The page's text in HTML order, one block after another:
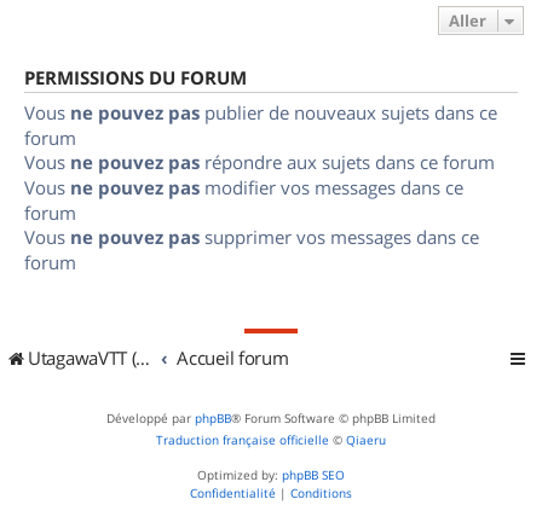
Aller
PERMISSIONS DU FORUM
Vous ne pouvez pas publier de nouveaux sujets dans ce
forum
Vous ne pouvez pas répondre aux sujets dans ce forum
Vous ne pouvez pas modifier vos messages dans ce
forum
Vous ne pouvez pas supprimer vos messages dans ce
forum
UtagawaVTT (Randos VTT et VTTAE avec traces GPS) Accueil forum
Développé par phpBB® Forum Software © phpBB Limited
Traduction française officielle © Qiaeru
Optimized by: phpBB SEO
Confidentialité | Conditions